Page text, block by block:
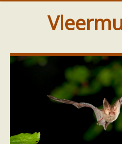
Waarnemingen doorgeven
Hulp
Vleermuis gevonden